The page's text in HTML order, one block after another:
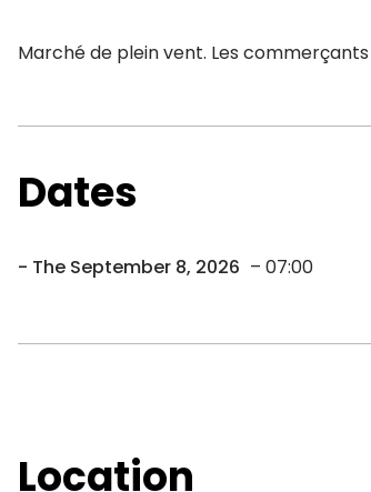
Marché de plein vent. Les
Dates
The September 8, 2026 – 07:00
Location